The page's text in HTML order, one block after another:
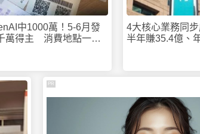
中1000萬！5-6月發
萬得主 消費地點一次
4大核心業務同
半年賺35.4億、
PR